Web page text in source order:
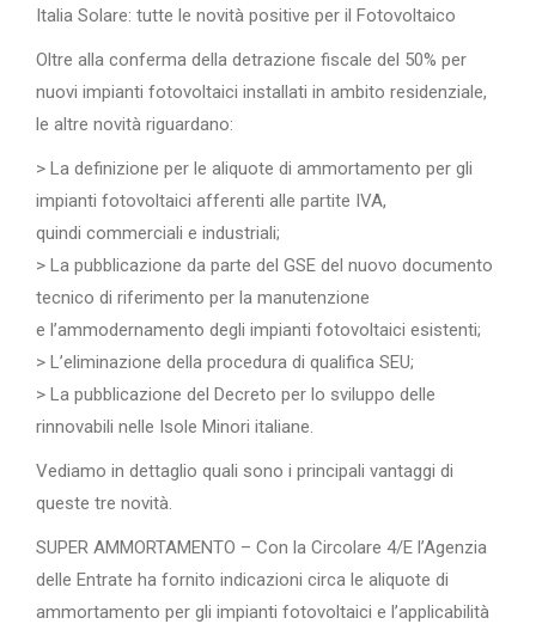
Italia Solare: tutte le novità positive per il Fotovoltaico
Oltre alla conferma della detrazione fiscale del 50% per
nuovi impianti fotovoltaici installati in ambito residenziale,
le altre novità riguardano:
> La definizione per le aliquote di ammortamento per gli
impianti fotovoltaici afferenti alle partite IVA,
quindi commerciali e industriali;
> La pubblicazione da parte del GSE del nuovo documento
tecnico di riferimento per la manutenzione
e l’ammodernamento degli impianti fotovoltaici esistenti;
> L’eliminazione della procedura di qualifica SEU;
> La pubblicazione del Decreto per lo sviluppo delle
rinnovabili nelle Isole Minori italiane.
Vediamo in dettaglio quali sono i principali vantaggi di
queste tre novità.
SUPER AMMORTAMENTO – Con la Circolare 4/E l’Agenzia
delle Entrate ha fornito indicazioni circa le aliquote di
ammortamento per gli impianti fotovoltaici e l’applicabilità